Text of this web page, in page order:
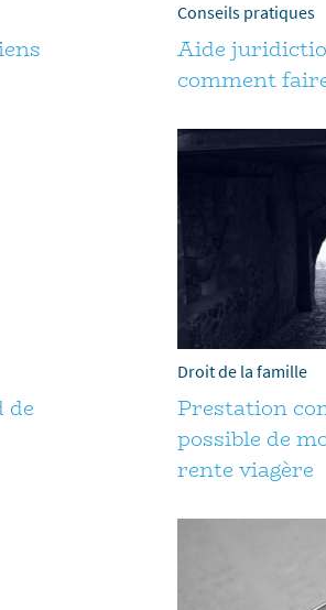
Conseils pratiques
Aide
comment
de
Droit de la famille
Prestation
possible de
rente viagère